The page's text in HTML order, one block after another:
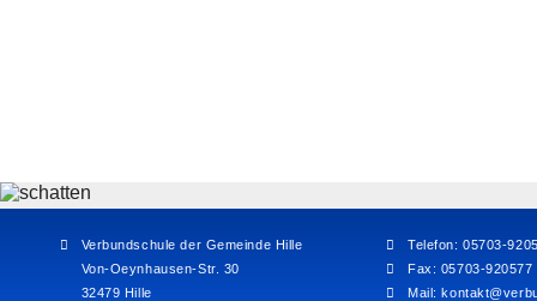
Verbundschule der Gemeinde Hille
Von-Oeynhausen-Str. 30
32479 Hille
Telefon: 05703-
Fax: 05703-920577
Mail: